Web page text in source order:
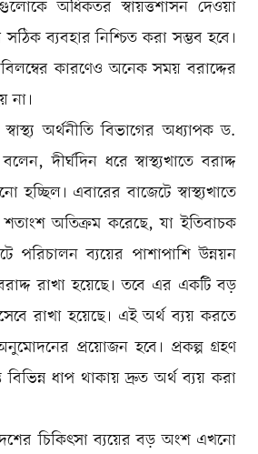
অধিকতর স্বায়ত্তশাসন দেওয়া
সঠিক ব্যবহার নিশ্চিত করা সম্ভব হবে।
কারণেও অনেক সময় বরাদ্দের
না।
স্বাস্থ্য অর্থনীতি বিভাগের অধ্যাপক ড.
দীর্ঘদিন ধরে স্বাস্থ্যখাতে বরাদ্দ
হচ্ছিল। এবারের বাজেটে স্বাস্থ্যখাতে
অতিক্রম করেছে, যা ইতিবাচক
পরিচালন ব্যয়ের পাশাপাশি উন্নয়ন
রাখা হয়েছে। তবে এর একটি বড়
রাখা হয়েছে। এই অর্থ ব্যয় করতে
প্রয়োজন হবে। প্রকল্প গ্রহণ
বিভিন্ন ধাপ থাকায় দ্রুত অর্থ ব্যয় করা
চিকিৎসা ব্যয়ের বড় অংশ এখনো